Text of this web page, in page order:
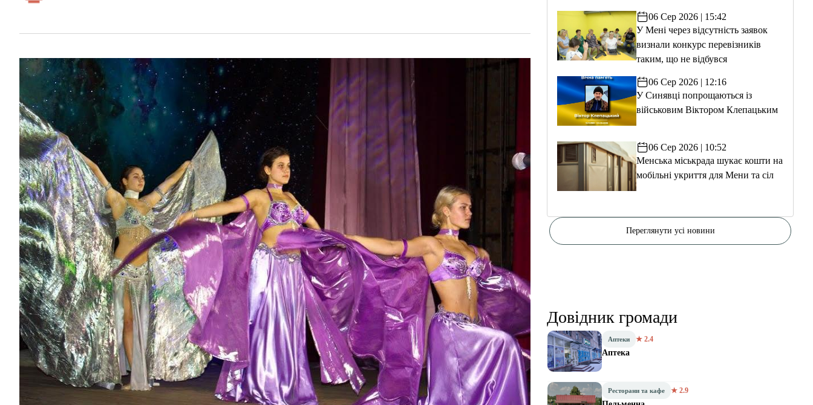
06 Сер 2026 | 15:42
У Мені через відсутність заявок
визнали конкурс перевізників
таким, що не відбувся
06 Сер 2026 | 12:16
У Синявці попрощаються із
військовим Віктором Клепацьким
06 Сер 2026 | 10:52
Менська міськрада шукає кошти на
мобільні укриття для Мени та сіл
Переглянути усі новини
Довідник громади
Аптеки ★ 2.4
Аптека
Ресторани та кафе ★ 2.9